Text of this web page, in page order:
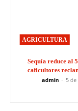
AGRICULTURA
Sequía reduce al
caficultores
admin - 5 de